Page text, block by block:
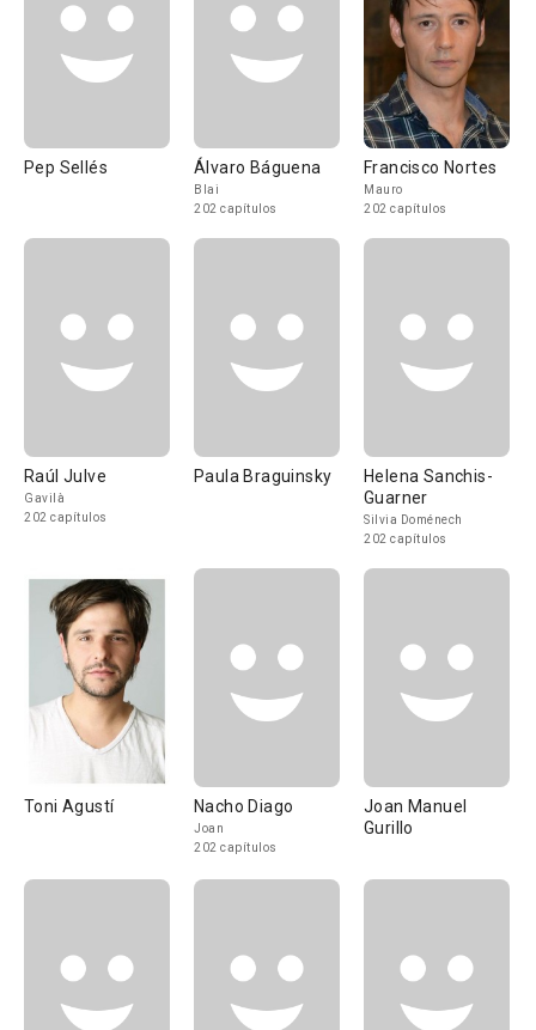
Pep Sellés Álvaro Báguena
Blai
202 capítulos
Francisco Nortes
Mauro
202 capítulos
Raúl Julve
Gavilà
202 capítulos
Paula Braguinsky
Helena Sanchis-
Guarner
Silvia Doménech
202 capítulos
Toni Agustí Nacho Diago
Joan
202 capítulos
Joan Manuel
Gurillo